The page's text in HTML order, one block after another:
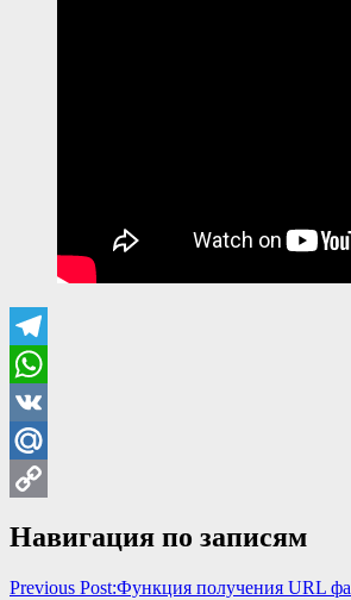
Telegram
WhatsApp
VK
Mail.Ru
Навигация по записям
Previous Post:Функция получения URL